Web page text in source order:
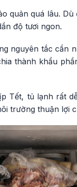
quản quá lâu.
độ tươi ngon.
nguyên tắc cần
thành khẩu
Tết, tủ lạnh rất
trường thuận lợi